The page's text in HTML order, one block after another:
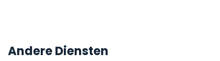
Andere Diensten